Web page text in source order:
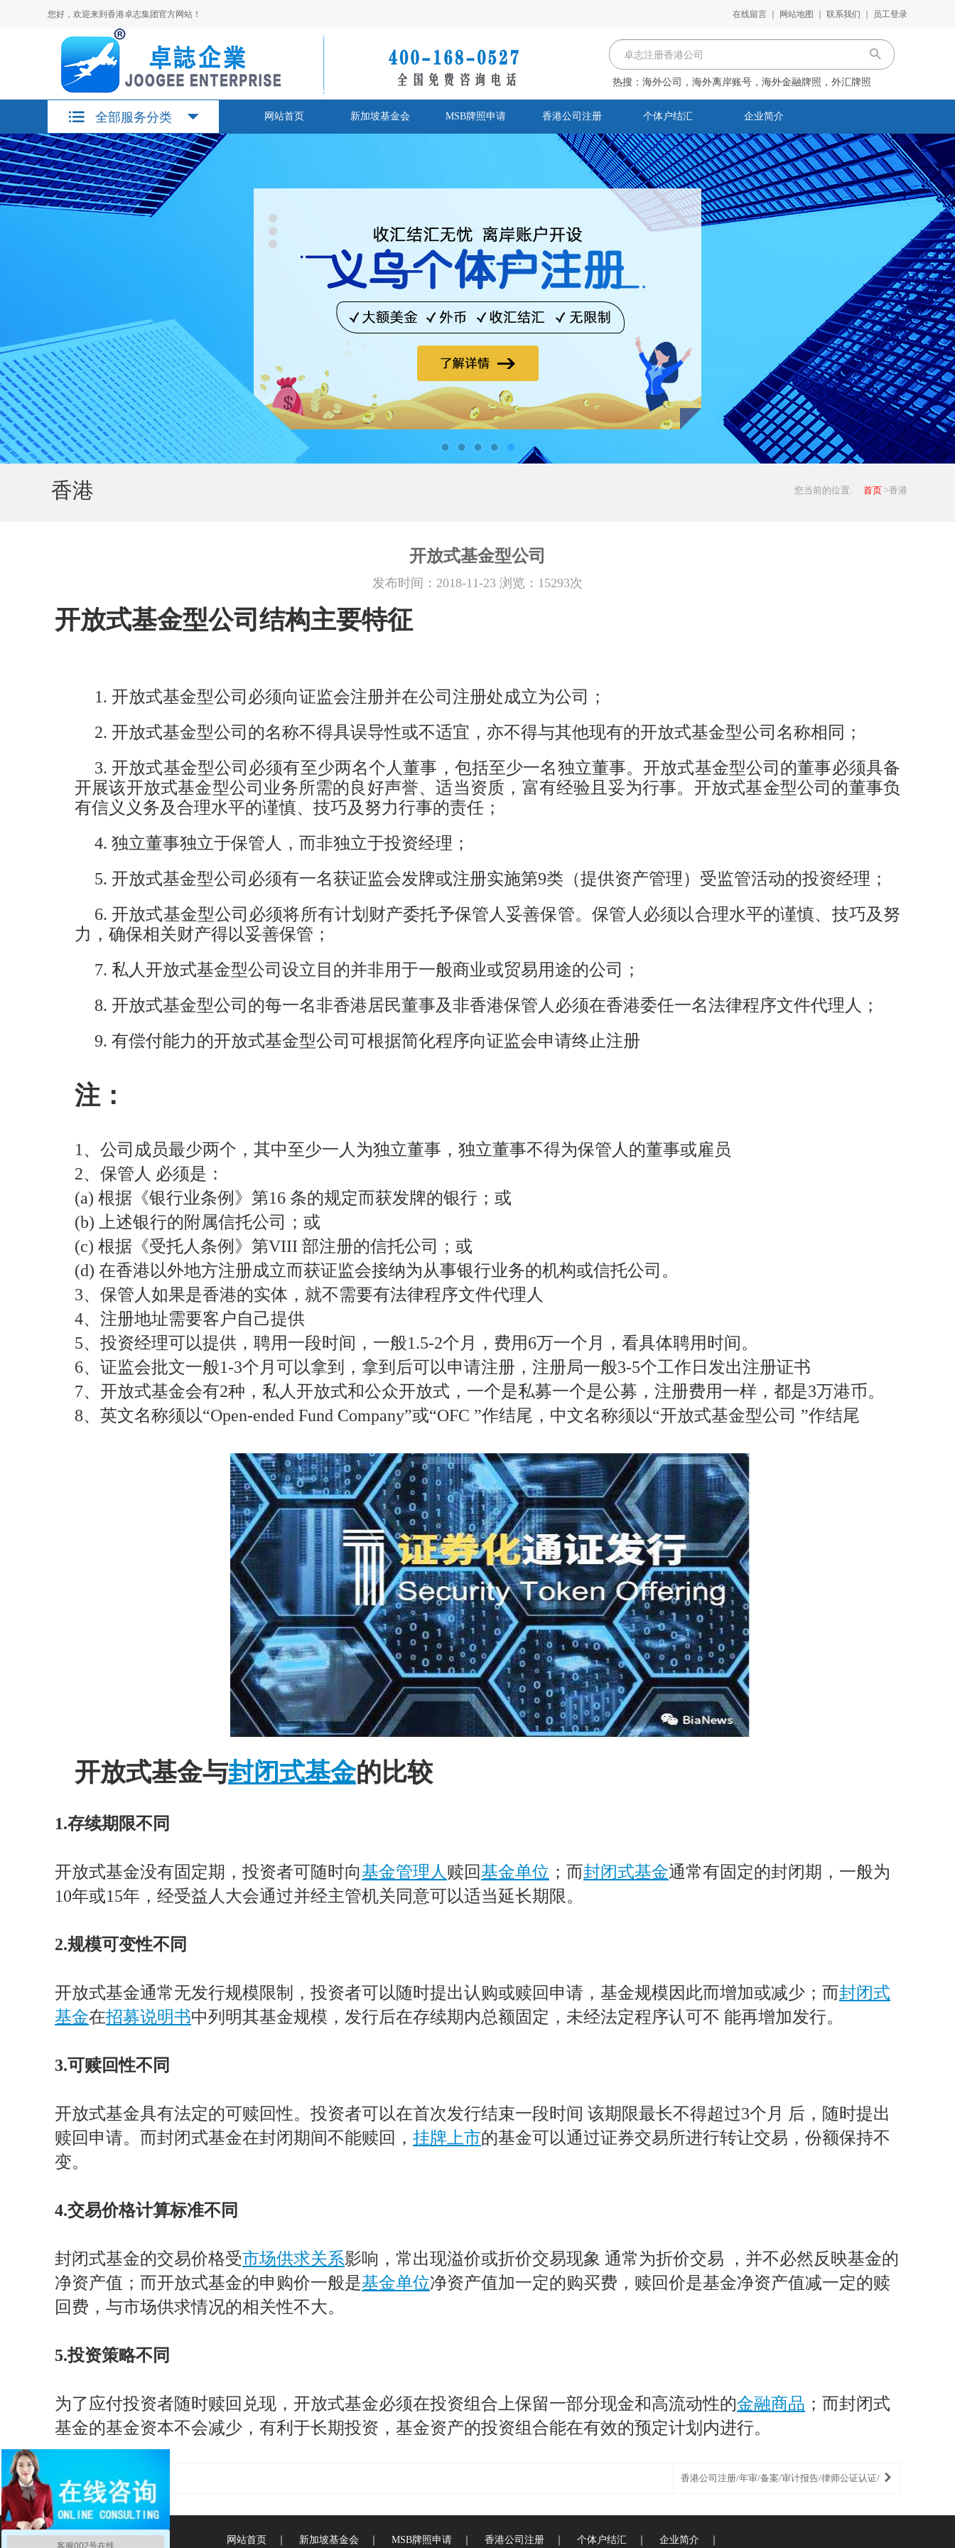
您好，欢迎来到香港卓志集团官方网站！ 在线留言 网站地图 联系我们 员工登录
热搜： 海外公司，海外离岸账号，海外金融牌照，外汇牌照
全部服务分类 网站首页 新加坡基金会 MSB牌照申请 香港公司注册 个体户结汇 企业简介
香港 您当前的位置: 首页 >香港
开放式基金型公司
发布时间：2018-11-23 浏览：15293次
开放式基金型公司结构主要特征
1. 开放式基金型公司必须向证监会注册并在公司注册处成立为公司；
2. 开放式基金型公司的名称不得具误导性或不适宜，亦不得与其他现有的开放式基金型公司名称相同；
3. 开放式基金型公司必须有至少两名个人董事，包括至少一名独立董事。开放式基金型公司的董事必须具备
开展该开放式基金型公司业务所需的良好声誉、适当资质，富有经验且妥为行事。开放式基金型公司的董事负
有信义义务及合理水平的谨慎、技巧及努力行事的责任；
4. 独立董事独立于保管人，而非独立于投资经理；
5. 开放式基金型公司必须有一名获证监会发牌或注册实施第9类（提供资产管理）受监管活动的投资经理；
6. 开放式基金型公司必须将所有计划财产委托予保管人妥善保管。保管人必须以合理水平的谨慎、技巧及努
力，确保相关财产得以妥善保管；
7. 私人开放式基金型公司设立目的并非用于一般商业或贸易用途的公司；
8. 开放式基金型公司的每一名非香港居民董事及非香港保管人必须在香港委任一名法律程序文件代理人；
9. 有偿付能力的开放式基金型公司可根据简化程序向证监会申请终止注册
注：
1、公司成员最少两个，其中至少一人为独立董事，独立董事不得为保管人的董事或雇员
2、保管人 必须是：
(a) 根据《银行业条例》第16 条的规定而获发牌的银行；或
(b) 上述银行的附属信托公司；或
(c) 根据《受托人条例》第VIII 部注册的信托公司；或
(d) 在香港以外地方注册成立而获证监会接纳为从事银行业务的机构或信托公司。
3、保管人如果是香港的实体，就不需要有法律程序文件代理人
4、注册地址需要客户自己提供
5、投资经理可以提供，聘用一段时间，一般1.5-2个月，费用6万一个月，看具体聘用时间。
6、证监会批文一般1-3个月可以拿到，拿到后可以申请注册，注册局一般3-5个工作日发出注册证书
7、开放式基金会有2种，私人开放式和公众开放式，一个是私募一个是公募，注册费用一样，都是3万港币。
8、英文名称须以“Open-ended Fund Company”或“OFC ”作结尾，中文名称须以“开放式基金型公司 ”作结尾
开放式基金与封闭式基金的比较
1.存续期限不同
开放式基金没有固定期，投资者可随时向基金管理人 赎回基金单位 ；而封闭式基金通常有固定的封闭期，一般为
10年或15年，经受益人大会通过并经主管机关同意可以适当延长期限。
2.规模可变性不同
开放式基金通常无发行规模限制，投资者可以随时提出认购或赎回申请，基金规模因此而增加或减少；而封闭式
基金在招募说明书中列明其基金规模，发行后在存续期内总额固定，未经法定程序认可不 能再增加发行。
3.可赎回性不同
开放式基金具有法定的可赎回性。投资者可以在首次发行结束一段时间 该期限最长不得超过3个月 后，随时提出
赎回申请。而封闭式基金在封闭期间不能赎回， 挂牌上市的基金可以通过证券交易所进行转让交易，份额保持不
变。
4.交易价格计算标准不同
封闭式基金的交易价格受市场供求关系影响，常出现溢价或折价交易现象 通常为折价交易 ，并不必然反映基金的
净资产值；而开放式基金的申购价一般是基金单位净资产值加一定的购买费，赎回价是基金净资产值减一定的赎
回费，与市场供求情况的相关性不大。
5.投资策略不同
为了应付投资者随时赎回兑现，开放式基金必须在投资组合上保留一部分现金和高流动性的金融商品 ；而封闭式
基金的基金资本不会减少，有利于长期投资，基金资产的投资组合能在有效的预定计划内进行。
香港公司注册/年审/备案/审计报告/律师公证认证/
网站首页 新加坡基金会 MSB牌照申请｜ 香港公司注册｜ 个体户结汇 企业简介
客服002号在线